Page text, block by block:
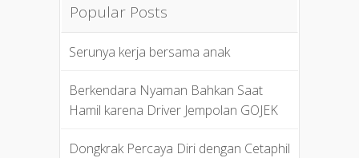
Popular Posts
Serunya kerja bersama anak
Berkendara Nyaman Bahkan Saat
Hamil karena Driver Jempolan GOJEK
Dongkrak Percaya Diri dengan Cetaphil